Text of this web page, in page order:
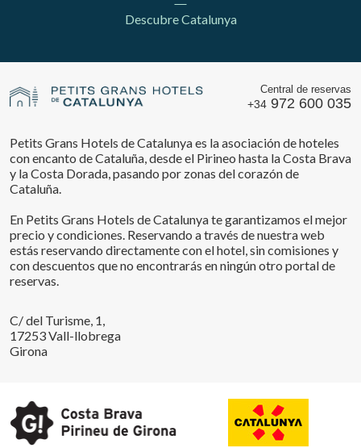
Descubre Catalunya
Central de reservas
+34 972 600 035
Petits Grans Hotels de Catalunya es la asociación de hoteles
con encanto de Cataluña, desde el Pirineo hasta la Costa Brava
y la Costa Dorada, pasando por zonas del corazón de
Cataluña.
En Petits Grans Hotels de Catalunya te garantizamos el mejor
precio y condiciones. Reservando a través de nuestra web
estás reservando directamente con el hotel, sin comisiones y
con descuentos que no encontrarás en ningún otro portal de
reservas.
C/ del Turisme, 1,
17253 Vall-llobrega
Girona